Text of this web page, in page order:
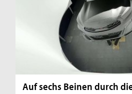
Auf sechs Beinen durch